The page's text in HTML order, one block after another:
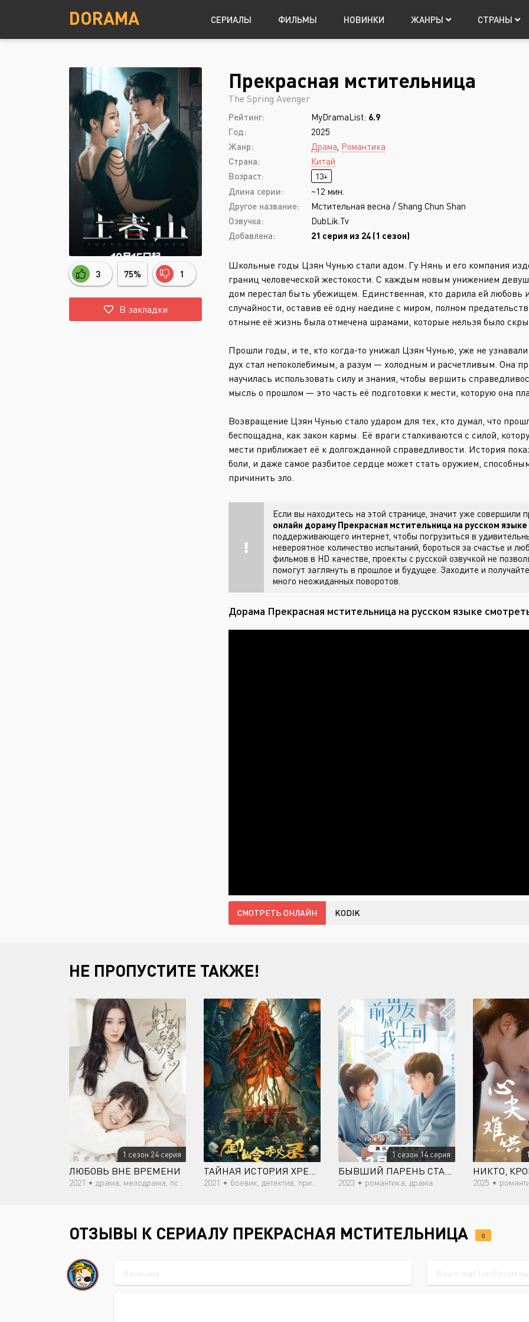
DORAMA СЕРИАЛЫ ФИЛЬМЫ НОВИНКИ ЖАНРЫ
Детектив
Комедия
Криминал
Мелодрама
Мистика
Приключения
Триллер
Ужасы
Фантастика
СТРАНЫ
Южная Корея Япония Китай Таиланд
3 75% 1
В закладки
Прекрасная мстительница
The Spring Avenger
Рейтинг: MyDramaList: 6.9
Год:
2025
Жанр:
Драма Романтика
Страна:
Китай
Возраст:
13+
Длина серии:
~12 мин.
Другое название:
Мстительная весна / Shang Chun Shan
Озвучка:
DubLik.Tv
Добавлена:
21 серия из 24 (1 сезон)
Школьные годы Цзян Чунью стали адом. Гу Нянь и его компания
границ человеческой жестокости. С каждым новым унижением
дом перестал быть убежищем. Единственная, кто дарила ей любовь
случайности, оставив её одну наедине с миром, полном
отныне её жизнь была отмечена шрамами, которые нельзя было
Прошли годы, и те, кто когда-то унижал Цзян Чунью, уже не
дух стал непоколебимым, а разум — холодным и расчетливым. Она
научилась использовать силу и знания, чтобы вершить
мысль о прошлом — это часть её подготовки к мести, которую она
Возвращение Цзян Чунью стало ударом для тех, кто думал, что
беспощадна, как закон кармы. Её враги сталкиваются с силой,
мести приближает её к долгожданной справедливости. История
боли, и даже самое разбитое сердце может стать оружием,
причинить зло.
Если вы находитесь на этой странице, значит уже
онлайн дораму Прекрасная мстительница на русском языке
поддерживающего интернет, чтобы погрузиться в
невероятное количество испытаний, бороться за счастье и
фильмов в HD качестве, проекты с русской озвучкой не
помогут заглянуть в прошлое и будущее. Заходите и
много неожиданных поворотов.
Дорама Прекрасная мстительница на русском языке
СМОТРЕТЬ ОНЛАЙН KODIK
НЕ ПРОПУСТИТЕ ТАКЖЕ!
1 сезон 24 серия
ЛЮБОВЬ ВНЕ ВРЕМЕНИ
2021 • драма, мелодрама, психология, романтика, молодость
ТАЙНАЯ ИСТОРИЯ ХРЕБТА СЕ
2021 • боевик, детектив, приключения, фэнтези
1 сезон 14 серия
БЫВШИЙ ПАРЕНЬ СТАЛ МОИМ БОССОМ
2023 • романтика, драма
НИКТО,
2025 •
ОТЗЫВЫ К СЕРИАЛУ ПРЕКРАСНАЯ МСТИТЕЛЬНИЦА 0